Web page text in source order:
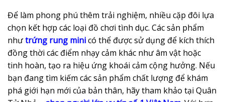
Để làm phong phú thêm trải nghiệm, nhiều cặp đôi lựa
chọn kết hợp các loại đồ chơi tình dục. Các sản phẩm
nhưtrứng rung minicó thể được sử dụng để kích thích
đồng thời các điểm nhạy cảm khác như âm vật hoặc
tinh hoàn, tạo ra hiệu ứng khoái cảm cộng hưởng. Nếu
bạn đang tìm kiếm các sản phẩm chất lượng để khám
phá giới hạn mới của bản thân, hãy tham khảo tại Quân